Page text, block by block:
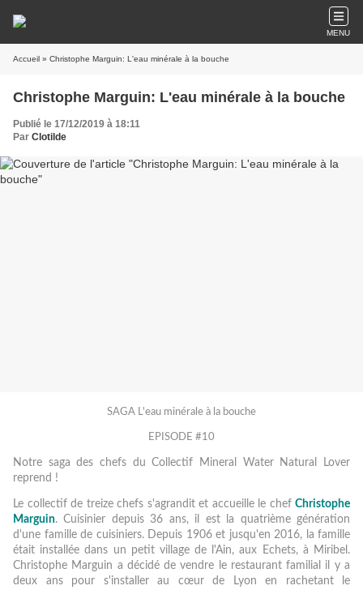
MENU
Accueil » Christophe Marguin: L'eau minérale à la bouche
Christophe Marguin: L'eau minérale à la bouche
Publié le 17/12/2019 à 18:11
Par Clotilde
SAGA L'eau minérale à la bouche
EPISODE #10
Notre saga des chefs du Collectif Mineral Water Natural Lover
reprend !
Le collectif de treize chefs s'agrandit et accueille le chef Christophe
Marguin. Cuisinier depuis 36 ans, il est la quatrième génération
d'une famille de cuisiniers. Depuis 1906 et jusqu'en 2016, la famille
était installée dans un petit village de l'Ain, aux Echets, à Miribel.
Christophe Marguin a décidé de vendre le restaurant familial il y a
deux ans pour s'installer au cœur de Lyon en rachetant le